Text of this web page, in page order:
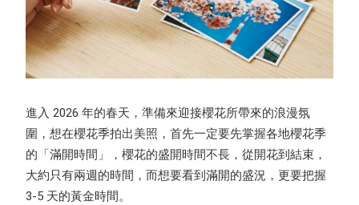
TinTint Bookstore Interview
進入 2026 年的春天，準備來迎接櫻花所帶來的浪漫氛
圍，想在櫻花季拍出美照，首先一定要先掌握各地櫻花季
的「滿開時間」，櫻花的盛開時間不長，從開花到結束，
大約只有兩週的時間，而想要看到滿開的盛況，更要把握
3-5 天的黃金時間。